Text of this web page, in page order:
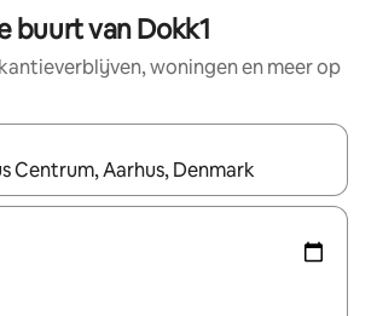
buurt van Dokk1
woningen en meer op
beschikbaar zijn, maak je een keuze